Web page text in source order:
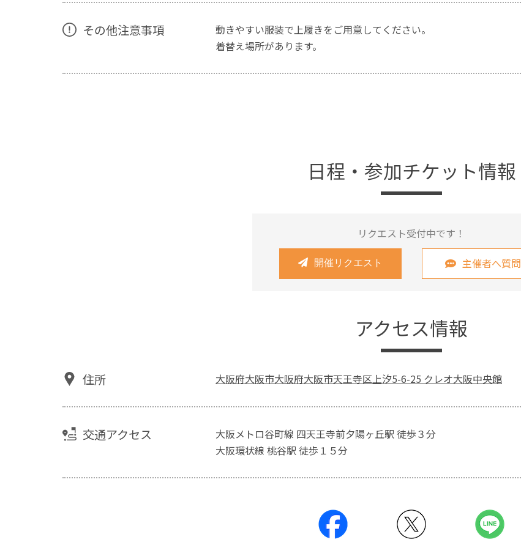
その他注意事項
動きやすい服装で上履きをご用意してください。
着替え場所があります。
日程・参加チケット情報
リクエスト受付中です！
開催リクエスト 主催者へ質問
アクセス情報
住所 大阪府大阪市大阪府大阪市天王寺区上汐5-6-25 クレオ大阪中央館
交通アクセス
大阪メトロ谷町線 四天王寺前夕陽ヶ丘駅 徒歩３分
大阪環状線 桃谷駅 徒歩１５分